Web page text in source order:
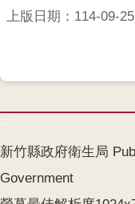
上版日期：114-09-25
:::
新竹縣政府衛生局
Government